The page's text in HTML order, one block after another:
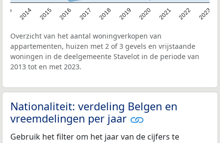
2014 2015 2016 2017 2018 2019 2020 2021 2022 2023
Overzicht van het aantal woningverkopen van
appartementen, huizen met 2 of 3 gevels en vrijstaande
woningen in de deelgemeente Stavelot in de periode van
2013 tot en met 2023.
Nationaliteit: verdeling Belgen en
vreemdelingen per jaar
Gebruik het filter om het jaar van de cijfers te